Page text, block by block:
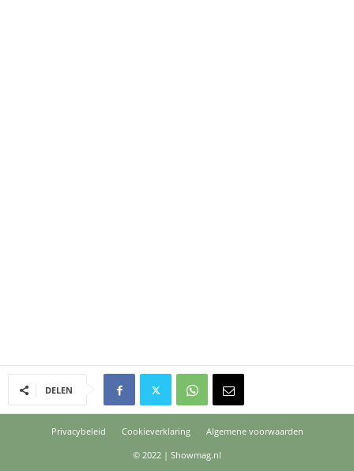
DELEN
Privacybeleid Cookieverklaring
Algemene voorwaarden
© 2022 | Showmag.nl